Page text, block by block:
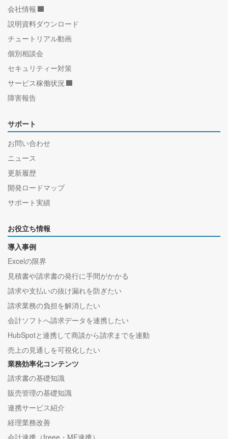
会社情報
説明資料ダウンロード
チュートリアル動画
個別相談会
セキュリティー対策
サービス稼働状況
障害報告
サポート
お問い合わせ
ニュース
更新履歴
開発ロードマップ
サポート実績
お役立ち情報
導入事例
Excelの限界
見積書や請求書の発行に手間がかかる
請求や支払いの抜け漏れを防ぎたい
請求業務の負担を解消したい
会計ソフトへ請求データを連携したい
HubSpotと連携して商談から請求までを連動
売上の見通しを可視化したい
業務効率化コンテンツ
請求書の基礎知識
販売管理の基礎知識
連携サービス紹介
経理業務改善